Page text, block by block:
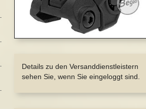
Zum
der
Bildergalerie
Details zu den Versanddienstleistern
sehen Sie, wenn Sie eingeloggt sind.